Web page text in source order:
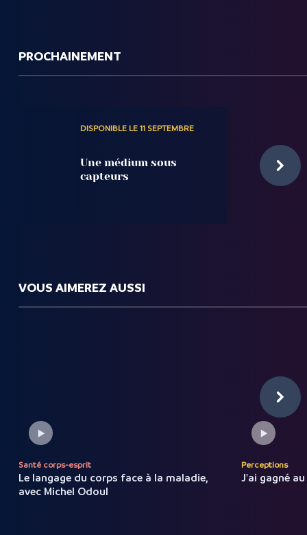
PROCHAINEMENT
DISPONIBLE LE 11 SEPTEMBRE
Une médium sous
capteurs
VOUS AIMEREZ AUSSI
Santé corps-esprit
Le langage du corps face à la maladie,
avec Michel Odoul
Perceptions
J'ai gagné